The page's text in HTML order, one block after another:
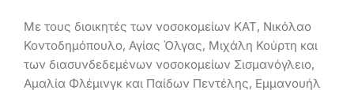
Με τους διοικητές των νοσοκομείων ΚΑΤ, Νικόλαο
Κοντοδημόπουλο, Αγίας Όλγας, Μιχάλη Κούρτη και
των διασυνδεδεμένων νοσοκομείων Σισμανόγλειο,
Αμαλία Φλέμινγκ και Παίδων Πεντέλης, Εμμανουήλ